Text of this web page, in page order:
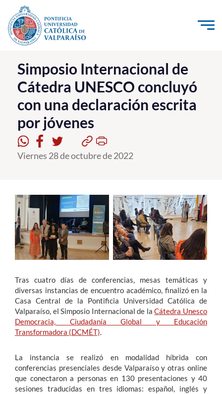
Click acá para ir directamente al contenido
La Universidad
Investigación, Creación e Innovación
PUCV Internacional
Vinculación con el Medio
Admisión
Postgrado
Formación Continua
Estudiantes
Funcionarios
Alumni
Simposio Internacional de
Cátedra UNESCO concluyó
con una declaración escrita
por jóvenes
Viernes 28 de octubre de 2022
Tras cuatro días de conferencias, mesas temáticas y
diversas instancias de encuentro académico, finalizó en la
Casa Central de la Pontificia Universidad Católica de
Valparaíso, el Simposio Internacional de laCátedra Unesco
Democracia, Ciudadanía Global y Educación
Transformadora (DCMÉT).
La instancia se realizó en modalidad híbrida con
conferencias presenciales desde Valparaíso y otras online
que conectaron a personas en 130 presentaciones y 40
sesiones traducidas en tres idiomas: español, inglés y